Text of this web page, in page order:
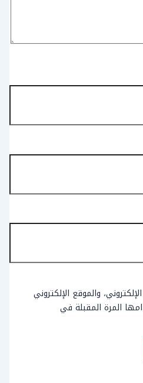
والموقع الإلكتروني
المرة المقبلة في